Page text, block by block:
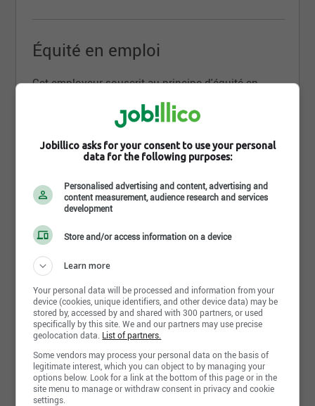
Équité en emploi
Cet employeur souscrit au principe d'équité en
en emploi pour les femmes, les autochtones, les
minorités visibles, les minorités ethniques et les
personnes handicapées
Exigences
Niveau d'études
Diplôme
Aucun
Années d'expérience
Langues écrites
Fr : Intermédiaire
Jobillico asks for your consent to use your personal
data for the following purposes:
Personalised advertising and content, advertising and
content measurement, audience research and services
development
Store and/or access information on a device
Learn more
Your personal data will be processed and information from your
device (cookies, unique identifiers, and other device data) may be
stored by, accessed by and shared with 300 partners, or used
specifically by this site. We and our partners may use precise
geolocation data. List of partners.
Some vendors may process your personal data on the basis of
legitimate interest, which you can object to by managing your
options below. Look for a link at the bottom of this page or in the
site menu to manage or withdraw consent in privacy and cookie
settings.